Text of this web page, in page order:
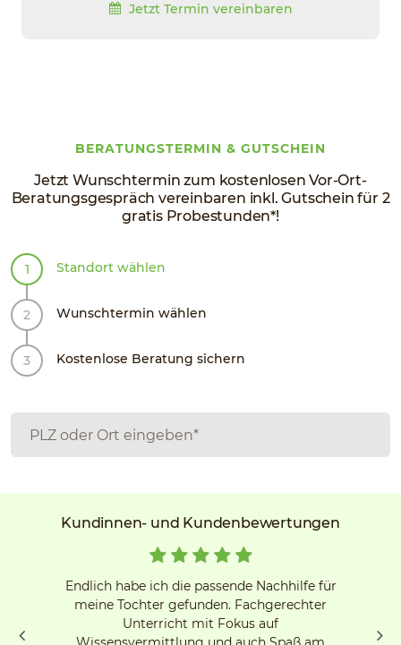
Jetzt Termin vereinbaren
BERATUNGSTERMIN & GUTSCHEIN
Jetzt Wunschtermin zum kostenlosen Vor-Ort-
Beratungsgespräch vereinbaren inkl. Gutschein für 2
gratis Probestunden*!
Standort wählen
Wunschtermin wählen
Kostenlose Beratung sichern
Kundinnen- und Kundenbewertungen
Endlich habe ich die passende Nachhilfe für
meine Tochter gefunden. Fachgerechter
Unterricht mit Fokus auf